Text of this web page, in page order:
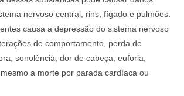
nervoso central, rins, fígado e pulmões.
causa a depressão do sistema nervoso
de comportamento, perda de
sonolência, dor de cabeça, euforia,
a morte por parada cardíaca ou